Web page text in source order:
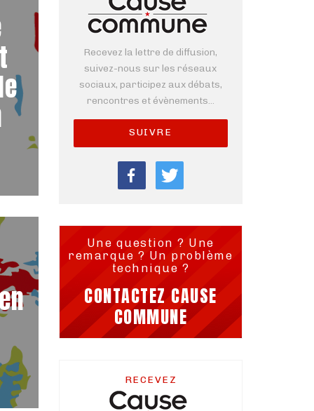
Recevez la lettre de diffusion,
suivez-nous sur les réseaux
sociaux, participez aux débats,
rencontres et évènements...
SUIVRE
Une question ? Une
remarque ? Un problème
technique ?
CONTACTEZ CAUSE
COMMUNE
RECEVEZ